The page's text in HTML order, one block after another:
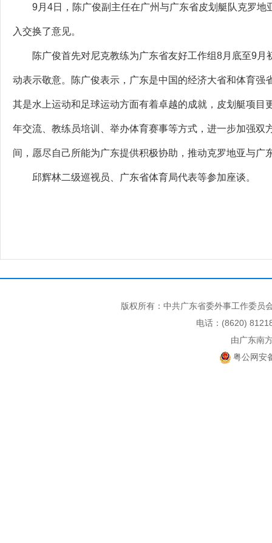
9月4日，陈广俊副主任在广州与广东省皮划艇队克罗地
入交换了意见。
陈广俊首先对尼克教练为广东省友好工作组8月底至9月
动表示敬意。陈广俊表示，广东是中国的经济大省和体育
其是水上运动和足球运动方面有着卓越的成就，皮划艇项
年交流、教练员培训、举办体育赛事等方式，进一步加强
间，愿尽自己所能为广东提供积极协助，推动克罗地亚与
邱辉林二级巡视员、广东省体育局代表等参加座谈。
版权所有：中共广东省委外事工作委
电话：(8620)
由广东南
粤公网安